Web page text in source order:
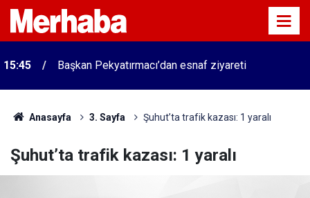
15:45 Başkan Pekyatırmacı’dan esnaf ziyareti
Anasayfa 3. Sayfa Şuhut’ta trafik kazası: 1 yaralı
Şuhut’ta trafik kazası: 1 yaralı